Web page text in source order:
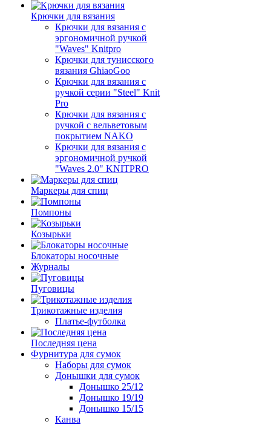
Крючки для вязания
Крючки для вязания с
эргономичной ручкой
"Waves" Knitpro
Крючки для тунисского
вязания GhiaoGoo
Крючки для вязания с
ручкой серии "Steel" Knit
Pro
Крючки для вязания с
ручкой с вельветовым
покрытием NAKO
Крючки для вязания с
эргономичной ручкой
"Waves 2.0" KNITPRO
Маркеры для спиц
Помпоны
Козырьки
Блокаторы носочные
Журналы
Пуговицы
Трикотажные изделия
Платье-футболка
Последняя цена
Фурнитура для сумок
Наборы для сумок
Донышки для сумок
Донышко 25/12
Донышко 19/19
Донышко 15/15
Канва